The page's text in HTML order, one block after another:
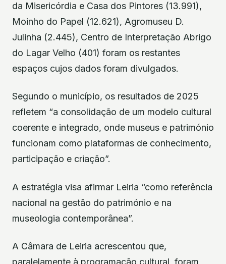
da Misericórdia e Casa dos Pintores (13.991),
Moinho do Papel (12.621), Agromuseu D.
Julinha (2.445), Centro de Interpretação Abrigo
do Lagar Velho (401) foram os restantes
espaços cujos dados foram divulgados.
Segundo o município, os resultados de 2025
refletem “a consolidação de um modelo cultural
coerente e integrado, onde museus e património
funcionam como plataformas de conhecimento,
participação e criação”.
A estratégia visa afirmar Leiria “como referência
nacional na gestão do património e na
museologia contemporânea”.
A Câmara de Leiria acrescentou que,
paralelamente à programação cultural, foram